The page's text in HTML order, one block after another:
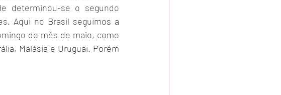
determinou-se o segundo
Aqui no Brasil seguimos a
do mês de maio, como
Malásia e Uruguai. Porém